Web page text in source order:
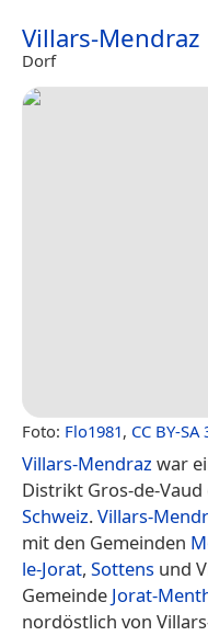
Villars-Mendraz
Dorf
Foto: Flo1981, CC BY-SA
Villars-Mendrazwar
Distrikt Gros-de-Vaud
Schweiz.Villars-
mit den Gemeinden
le-Jorat, Sottens und
Gemeinde Jorat-
nordöstlich von